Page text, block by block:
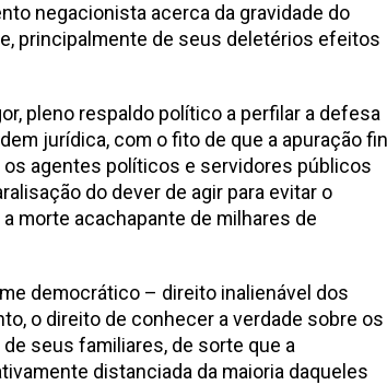
negacionista acerca da gravidade do
principalmente de seus deletérios efeitos
pleno respaldo político a perfilar a defesa
jurídica, com o fito de que a apuração
agentes políticos e servidores públicos
do dever de agir para evitar o
morte acachapante de milhares de
democrático – direito inalienável dos
o direito de conhecer a verdade sobre os
seus familiares, de sorte que a
distanciada da maioria daqueles